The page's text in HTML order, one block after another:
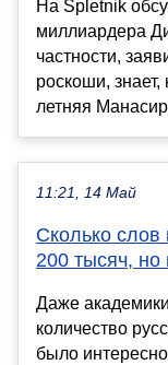
На Spletnik
миллиардера
частности,
роскоши,
летняя
11:21, 14 Май
Сколько слов
200 тысяч,
Даже
количество
было